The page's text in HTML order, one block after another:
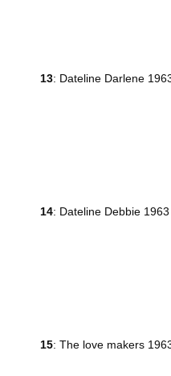
13: Dateline Darlene
14: Dateline Debbie
15: The love makers